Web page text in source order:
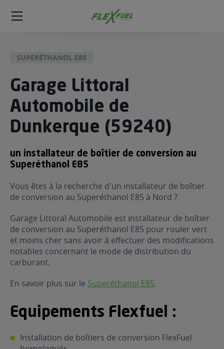
FlexFuel
Méga
le Décalaminage
?
gratuit
E85
le Superéthanol
?
de mon
garagiste
garagiste
SUPERÉTHANOL E85
Garage Littoral
Automobile de
Dunkerque (59240)
un installateur de boîtier de conversion au
Superéthanol E85
Vous êtes à la recherche d'un installateur de boîtier
de conversion au Superéthanol E85 à Nord ?
Garage Littoral Automobile est installateur de boîtier
de conversion au Superéthanol E85 pour rouler vert
et moins cher sans avoir à effectuer des modifications
notables concernant le mode de distribution du
carburant.
En savoir plus sur le Superéthanol E85.
Equipements Flexfuel :
Installation de boîtiers de conversion FlexFuel